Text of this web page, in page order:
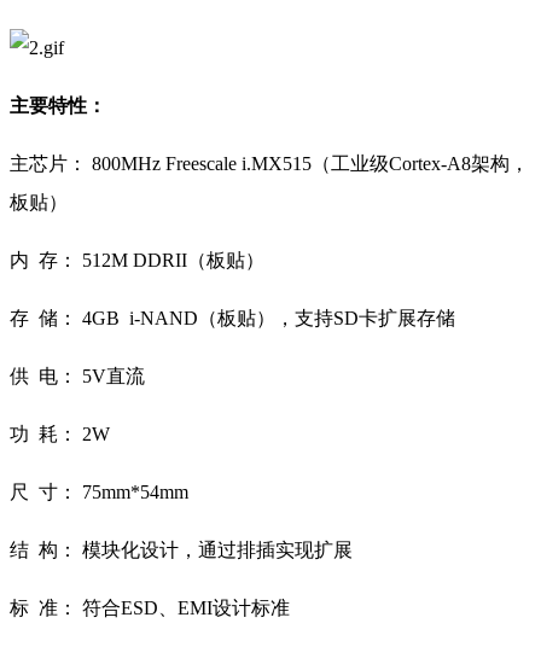
主要特性：
主芯片： 800MHz Freescale i.MX515（工业级Cortex-A8架构，
板贴）
内 存： 512M DDRII（板贴）
存 储： 4GB i-NAND（板贴），支持SD卡扩展存储
供 电： 5V直流
功 耗： 2W
尺 寸： 75mm*54mm
结 构： 模块化设计，通过排插实现扩展
标 准： 符合ESD、EMI设计标准